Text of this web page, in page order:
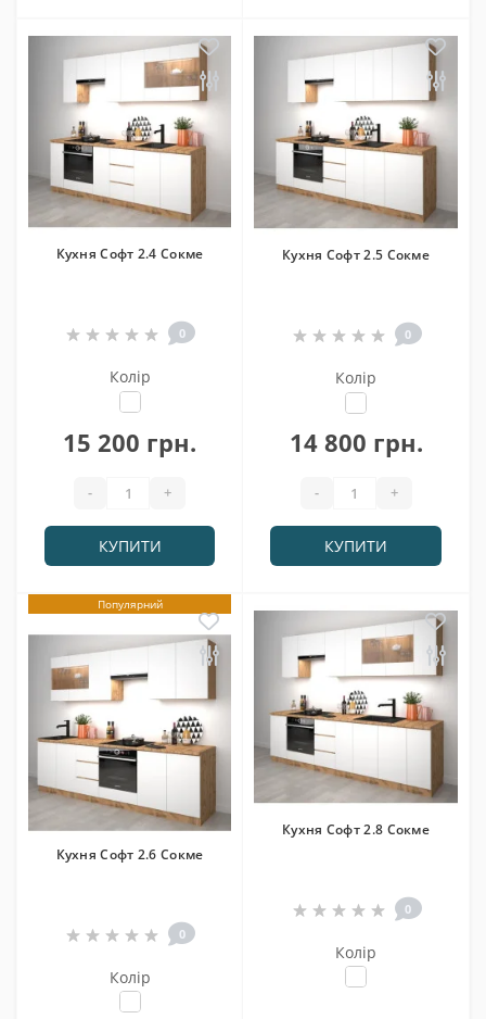
Кухня Софт 2.4 Сокме
0
Колір
15 200 грн.
- +
КУПИТИ
Кухня Софт 2.5 Сокме
0
Колір
14 800 грн.
- +
КУПИТИ
Популярний
Кухня Софт 2.6 Сокме
0
Колір
Кухня Софт 2.8 Сокме
0
Колір